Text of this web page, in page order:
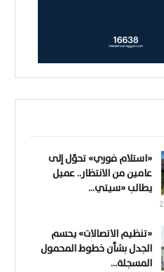
«استلام فوري» تحوّل إلى
عامين من الانتظار.. عميل
يطالب «سيتي…
«تنظيم الاتصالات» يحسم
الجدل بشأن خطوط المحمول
المسجلة…